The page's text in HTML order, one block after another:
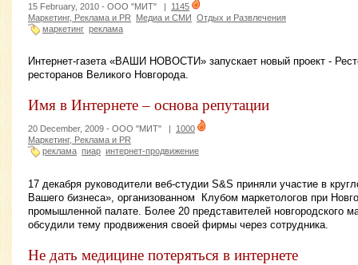
15 February, 2010 - ООО "МИТ" | 1145
Маркетинг, Реклама и PR
Медиа и СМИ Отдых и Развлечения
маркетинг реклама
Интернет-газета «ВАШИ НОВОСТИ» запускает новый проект -
ресторанов Великого Новгорода.
Имя в Интернете – основа репутации
20 December, 2009 - ООО "МИТ" | 1000
Маркетинг, Реклама и PR
реклама пиар интернет-продвижение
17 декабря руководители веб-студии S&S приняли участие в
Вашего бизнеса», организованном Клубом маркетологов при
промышленной палате. Более 20 представителей новгородского
обсудили тему продвижения своей фирмы через сотрудника.
Не дать медицине потеряться в интернете